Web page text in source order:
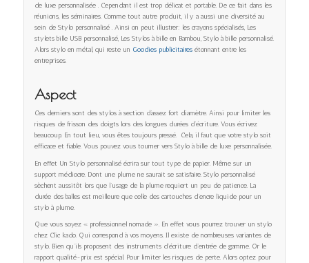
de luxe personnalisée . Cependant il est trop délicat et portable. De ce fait dans les
réunions, les séminaires. Comme tout autre produit, il y a aussi une diversité au
sein de Stylo personnalisé . Ainsi on peut illustrer: les crayons spécialisés, Les
stylets bille USB personnalisé, Les Stylos à bille en Bambou, Stylo à bille personnalisé.
Alors stylo en métal, qui reste un Goodies publicitairesétonnant entre les
entreprises.
Aspect
Ces derniers sont des stylos à section d’assez fort diamètre. Ainsi pour limiter les
risques de frisson des doigts lors des longues durées d’écriture. Vous écrivez
beaucoup. En tout lieu, vous êtes toujours pressé. Cela, il faut que votre stylo soit
efficace et fiable. Vous pouvez vous tourner vers Stylo à bille de luxe personnalisée.
En effet Un Stylo personnalisé écrira sur tout type de papier. Même sur un
support médiocre. Dont une plume ne saurait se satisfaire. Stylo personnalisé
sèchent aussitôt lors que l’usage de la plume requiert un peu de patience. La
durée des balles est meilleure que celle des cartouches d’encre liquide pour un
stylo à plume.
Que vous soyez « professionnel nomade ». En effet vous pourrez trouver un stylo
chez Clic kado. Qui correspond à vos moyens. Il existe de nombreuses variantes de
stylo. Bien qu’ils proposent des instruments d’écriture d’entrée de gamme. Or le
rapport qualité-prix est spécial. Pour limiter les risques de perte. Alors optez pour